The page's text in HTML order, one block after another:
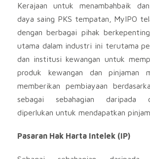
Kerajaan untuk menambahbaik
daya saing PKS tempatan, MyIPO
dengan berbagai pihak
utama dalam industri ini terutama
dan institusi kewangan untuk
produk kewangan dan pinjaman
memberikan pembiayaan
sebagai sebahagian daripada
diperlukan untuk mendapatkan
Pasaran Hak Harta Intelek (IP)